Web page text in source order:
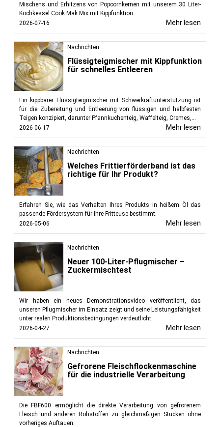
Mischens und Erhitzens von Popcornkernen mit unserem 30 Liter-
Kochkessel Cook Mak Mix mit Kippfunktion.
2026-07-16
Mehr lesen
Nachrichten
Flüssigteigmischer mit Kippfunktion
für schnelles Entleeren
Ein kippbarer Flüssigteigmischer mit Schwerkraftunterstützung ist
für die Zubereitung und Entleerung von flüssigen und halbfesten
Teigen konzipiert, darunter Pfannkuchenteig, Waffelteig, Cremes,...
2026-06-17
Mehr lesen
Nachrichten
Welches Frittierförderband ist das
richtige für Ihr Produkt?
Erfahren Sie, wie das Verhalten Ihres Produkts in heißem Öl das
passende Fördersystem für Ihre Fritteuse bestimmt.
2026-05-06
Mehr lesen
Nachrichten
Neuer 100-Liter-Pflugmischer –
Zuckermischtest
Wir haben ein neues Demonstrationsvideo veröffentlicht, das
unseren Pflugmischer im Einsatz zeigt und seine Leistungsfähigkeit
unter realen Produktionsbedingungen verdeutlicht.
2026-04-27
Mehr lesen
Nachrichten
Gefrorene Fleischflockenmaschine
für die industrielle Verarbeitung
Die FBF600 ermöglicht die direkte Verarbeitung von gefrorenem
Fleisch und anderen Rohstoffen zu gleichmäßigen Stücken ohne
vorheriges Auftauen.